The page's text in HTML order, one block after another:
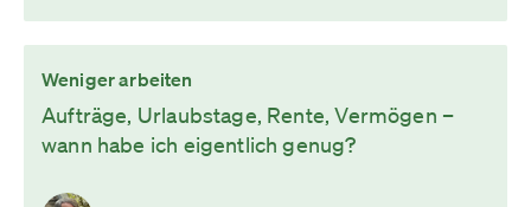
Weniger arbeiten
Aufträge, Urlaubstage, Rente, Vermögen –
wann habe ich eigentlich genug?